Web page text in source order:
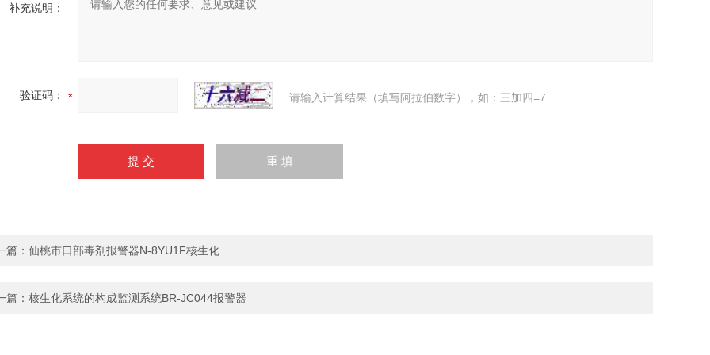
补充说明：
验证码： 请输入计算结果（填写阿拉伯数字），如：三加四=7
篇： 仙桃市口部毒剂报警器N-8YU1F核生化
篇： 核生化系统的构成监测系统BR-JC044报警器